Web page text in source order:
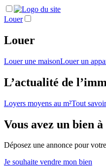
Louer
Louer
Louer une maisonLouer un
L’actualité de
Loyers moyens au m²Tout
Vous avez un bien
Déposez une annonce pour
Je souhaite vendre mon bien